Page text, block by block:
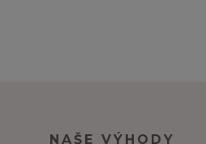
NAŠE VÝHODY